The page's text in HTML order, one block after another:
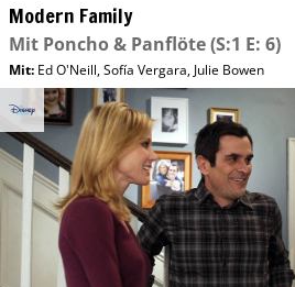
Modern Family
Mit Poncho & Panflöte(S:1 E: 6)
Mit: Ed O'Neill,Sofía Vergara, Julie Bowen